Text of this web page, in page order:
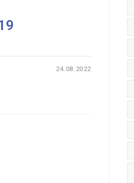
24.08.2022